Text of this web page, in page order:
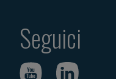
Seguici